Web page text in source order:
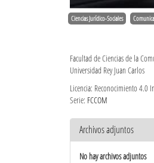
Ciencias Jurídico-Sociales
Facultad de Ciencias de la
Universidad Rey Juan Carlos
Licencia: Reconocimiento 4.0
Serie: FCCOM
Archivos adjuntos
No hay archivos adjuntos